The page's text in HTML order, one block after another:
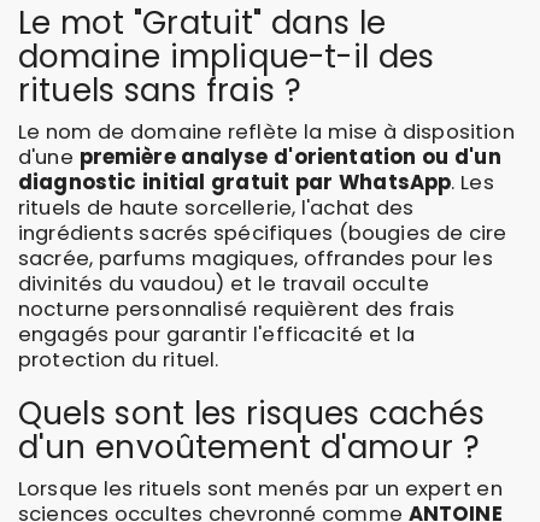
Le mot "Gratuit" dans le
domaine implique-t-il des
rituels sans frais ?
Le nom de domaine reflète la mise à disposition
d'une première analyse d'orientation ou d'un
diagnostic initial gratuit par WhatsApp. Les
rituels de haute sorcellerie, l'achat des
ingrédients sacrés spécifiques (bougies de cire
sacrée, parfums magiques, offrandes pour les
divinités du vaudou) et le travail occulte
nocturne personnalisé requièrent des frais
engagés pour garantir l'efficacité et la
protection du rituel.
Quels sont les risques cachés
d'un envoûtement d'amour ?
Lorsque les rituels sont menés par un expert en
sciences occultes chevronné comme ANTOINE